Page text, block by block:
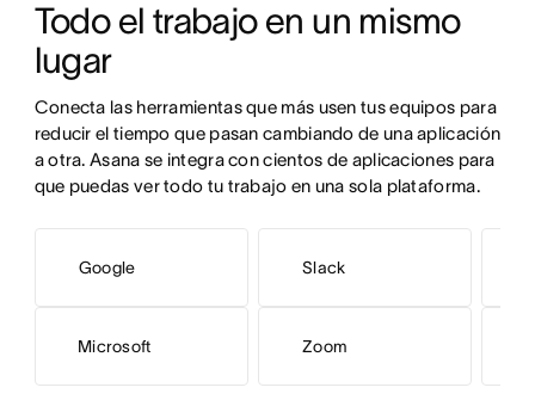
Todo el trabajo en un mismo
lugar
Conecta las herramientas que más usen tus equipos para
reducir el tiempo que pasan cambiando de una aplicación
a otra. Asana se integra con cientos de aplicaciones para
que puedas ver todo tu trabajo en una sola plataforma.
Google
Microsoft
Slack
Zoom